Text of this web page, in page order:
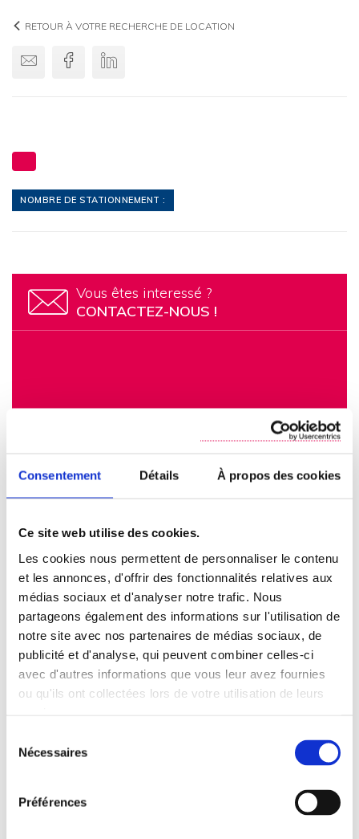
Consentement Détails À propos des cookies
Ce site web utilise des cookies.
Les cookies nous permettent de personnaliser le contenu
et les annonces, d'offrir des fonctionnalités relatives aux
médias sociaux et d'analyser notre trafic. Nous
partageons également des informations sur l'utilisation de
notre site avec nos partenaires de médias sociaux, de
publicité et d'analyse, qui peuvent combiner celles-ci
avec d'autres informations que vous leur avez fournies
ou qu'ils ont collectées lors de votre utilisation de leurs
Nécessaires
Préférences
RETOUR À VOTRE RECHERCHE DE LOCATION
Envoyer par email
FacebookLinkedin
NOMBRE DE STATIONNEMENT :
Vous êtes interessé ?
CONTACTEZ-NOUS !